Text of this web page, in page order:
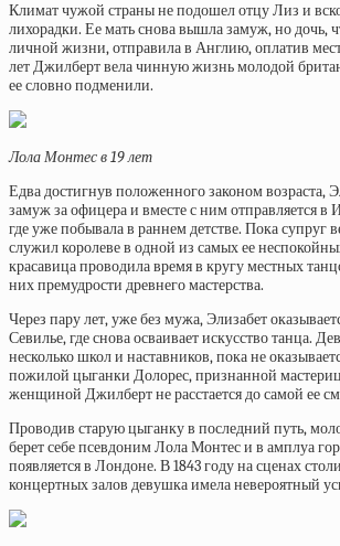
Климат чужой страны не подошел отцу Лиз и
лихорадки. Ее мать снова вышла замуж, но дочь,
личной жизни, отправила в Англию, оплатив
лет Джилберт вела чинную жизнь молодой
ее словно подменили.
Лола Монтес в 19 лет
Едва достигнув положенного законом возраста,
замуж за офицера и вместе с ним отправляется в
где уже побывала в раннем детстве. Пока супруг
служил королеве в одной из самых ее
красавица проводила время в кругу местных
них премудрости древнего мастерства.
Через пару лет, уже без мужа, Элизабет
Севилье, где снова осваивает искусство танца.
несколько школ и наставников, пока не
пожилой цыганки Долорес, признанной
женщиной Джилберт не расстается до самой ее
Проводив старую цыганку в последний путь,
берет себе псевдоним Лола Монтес и в амплуа
появляется в Лондоне. В 1843 году на сценах
концертных залов девушка имела невероятный